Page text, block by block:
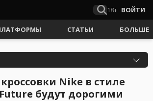
18+ ВОЙТИ
СТАТЬИ БОЛЬШЕ
Nike в стиле
будут дорогими